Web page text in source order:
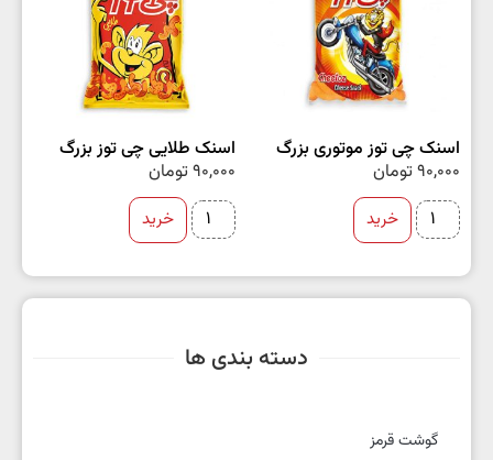
دسته بندی ها
گوشت قرمز
اسنک چی توز موتوری بزرگ
90,000تومان
خرید
اسنک طلایی چی توز بزرگ
90,000تومان
خرید